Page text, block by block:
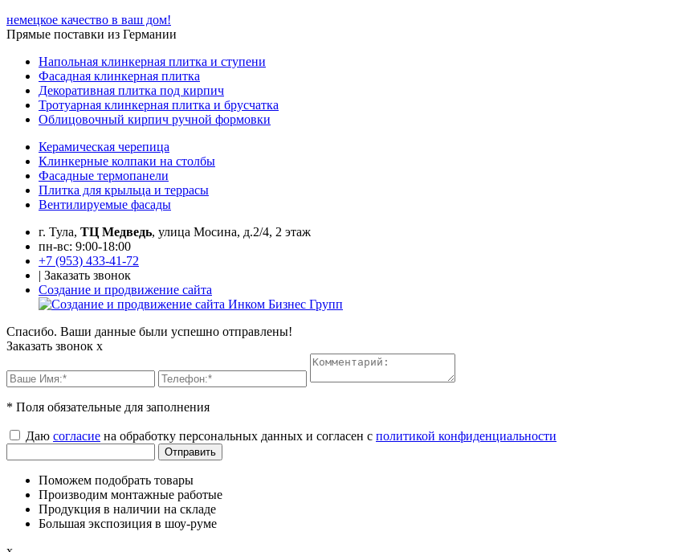
немецкое качество в ваш дом!
Прямые поставки из Германии
Напольная клинкерная плитка и ступени
Фасадная клинкерная плитка
Декоративная плитка под кирпич
Тротуарная клинкерная плитка и брусчатка
Облицовочный кирпич ручной формовки
Керамическая черепица
Клинкерные колпаки на столбы
Фасадные термопанели
Плитка для крыльца и террасы
Вентилируемые фасады
г. Тула, ТЦ Медведь, улица Мосина, д.2/4, 2 этаж
пн-вс: 9:00-18:00
+7 (953) 433-41-72
| Заказать звонок
Создание и продвижение сайта
Спасибо. Ваши данные были успешно отправлены!
Заказать звонок x
* Поля обязательные для заполнения
Даю согласие на обработку персональных данных и согласен с политикой конфиденциальности
Поможем подобрать товары
Производим монтажные работые
Продукция в наличии на складе
Большая экспозиция в шоу-руме